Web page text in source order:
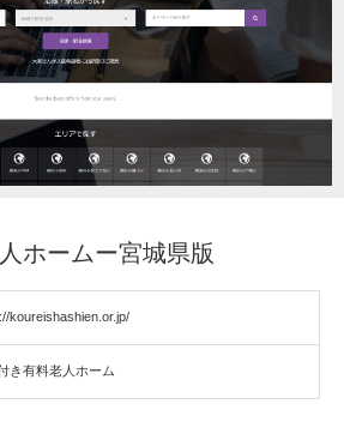
ホームー宮城県版
koureishashien.or.jp/
き有料老人ホーム
施設